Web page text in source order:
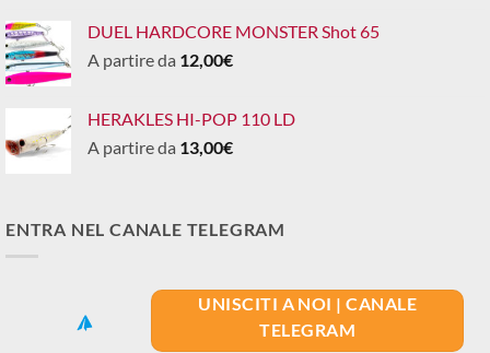
DUEL HARDCORE MONSTER Shot 65
A partire da 12,00€
HERAKLES HI-POP 110 LD
A partire da 13,00€
ENTRA NEL CANALE TELEGRAM
UNISCITI A NOI | CANALE
TELEGRAM